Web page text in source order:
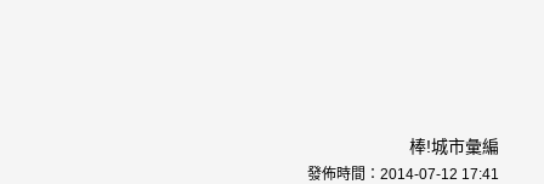
棒!城市彙編
發佈時間： 2014-07-12 17:41